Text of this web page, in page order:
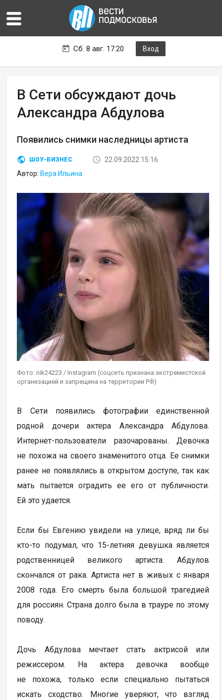
Сб. 8 авг. 17:20 Вход
В Сети обсуждают дочь
Александра Абдулова
Появились снимки наследницы артиста
ШОУ-БИЗНЕС
22.09.2022 15:16
Автор: Вера Ильина
Фото: nik24223 / Instagram (соцсеть признана экстремистской
организацией и запрещена на территории РФ)
В Сети появились фотографии единственной
родной дочери актера Александра Абдулова.
Интернет-пользователи разочарованы. Девочка
не похожа на своего знаменитого отца. Ее снимки
ранее не появлялись в открытом доступе, так как
мать пытается оградить ее его от публичности.
Ей это удается.
Если бы Евгению увидели на улице, вряд ли бы
кто-то подумал, что 15-летняя девушка является
родственницей великого артиста. Абдулов
скончался от рака. Артиста нет в живых с января
2008 года. Его смерть была большой трагедией
для россиян. Страна долго была в трауре по этому
поводу.
Дочь Абдулова мечтает стать актрисой или
режиссером. На актера девочка вообще
не похожа, только если специально пытаться
искать сходство. Многие уверяют, что взгляд